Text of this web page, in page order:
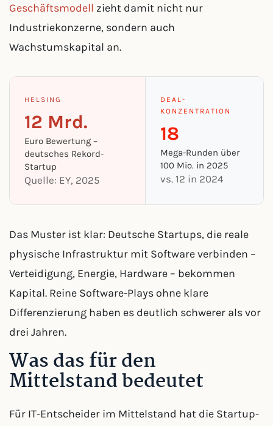
Geschäftsmodell zieht damit nicht nur
Industriekonzerne, sondern auch
Wachstumskapital an.
HELSING
12 Mrd.
Euro Bewertung –
deutsches Rekord-
Startup
Quelle: EY, 2025
DEAL-
KONZENTRATION
18
Mega-Runden über
100 Mio. in 2025
vs. 12 in 2024
Das Muster ist klar: Deutsche Startups, die reale
physische Infrastruktur mit Software verbinden –
Verteidigung, Energie, Hardware – bekommen
Kapital. Reine Software-Plays ohne klare
Differenzierung haben es deutlich schwerer als vor
drei Jahren.
Was das für den
Mittelstand bedeutet
Für IT-Entscheider im Mittelstand hat die Startup-